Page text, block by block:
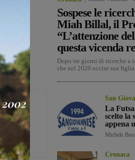
Sospese le
Miah Billal, il
“L’attenzione
questa vicenda
Dopo tre giorni di ricerche
che nel 2020 uccise sua figlia
San
La
scelto la
appena
Michele
Cronaca